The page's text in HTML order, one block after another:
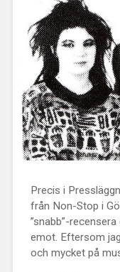
Precis i
från Non-Stop i
”snabb”-
emot. Eftersom
och mycket på